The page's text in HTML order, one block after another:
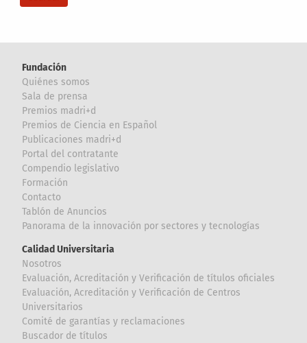
Fundación
Quiénes somos
Sala de prensa
Premios madri+d
Premios de Ciencia en Español
Publicaciones madri+d
Portal del contratante
Compendio legislativo
Formación
Contacto
Tablón de Anuncios
Panorama de la innovación por sectores y tecnologías
Calidad Universitaria
Nosotros
Evaluación, Acreditación y Verificación de títulos oficiales
Evaluación, Acreditación y Verificación de Centros
Universitarios
Comité de garantías y reclamaciones
Buscador de títulos